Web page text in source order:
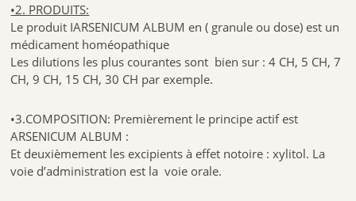
•2. PRODUITS:
Le produit IARSENICUM ALBUM en ( granule ou dose) est un
médicament homéopathique
Les dilutions les plus courantes sont bien sur : 4 CH, 5 CH, 7
CH, 9 CH, 15 CH, 30 CH par exemple.
•3.COMPOSITION: Premièrement le principe actif est
ARSENICUM ALBUM :
Et deuxièmement les excipients à effet notoire : xylitol. La
voie d’administration est la voie orale.